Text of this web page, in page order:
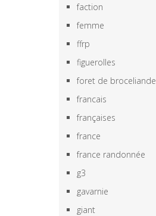
faction
femme
ffrp
figuerolles
foret de broceliande
francais
françaises
france
france randonnée
g3
gavarnie
giant